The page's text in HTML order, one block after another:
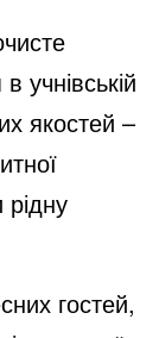
учнівській
якостей –
рідну
гостей,